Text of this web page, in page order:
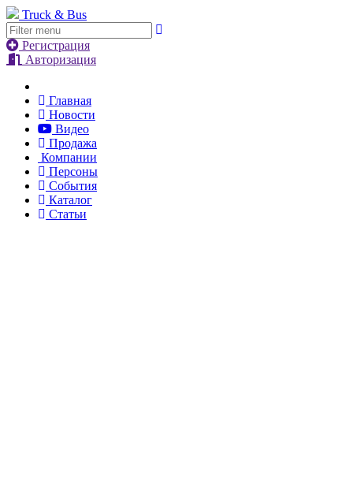
Truck & Bus
Регистрация
Авторизация
Главная
Новости
Видео
Продажа
Компании
Персоны
События
Каталог
Статьи